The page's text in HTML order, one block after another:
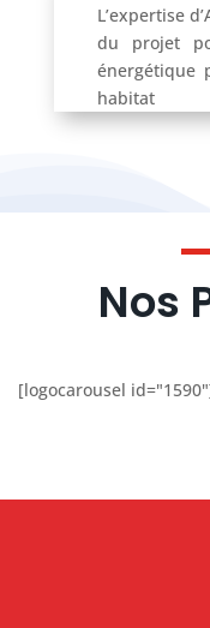
L’expertise
du projet
énergétique
habitat
Nos
[logocarousel